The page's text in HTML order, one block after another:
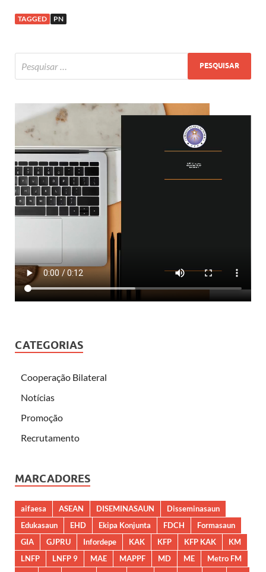
TAGGED PN
CATEGORIAS
Cooperação Bilateral
Notícias
Promoção
Recrutamento
MARCADORES
aifaesa ASEAN DISEMINASAUN
Disseminasaun
Edukasaun
EHD Ekipa Konjunta FDCH
Formasaun
GIA
GJPRU Infordepe KAK KFP KFP KAK
KM
LNFP
LNFP 9 MAE MAPPF MD ME
Metro FM